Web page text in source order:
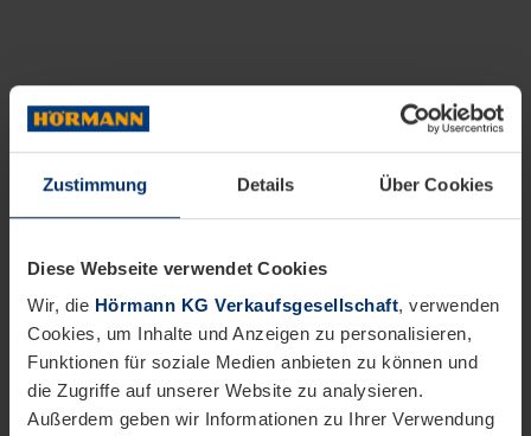
Zustimmung Details Über Cookies
Diese Webseite verwendet Cookies
Wir, die Hörmann KG Verkaufsgesellschaft, verwenden
Cookies, um Inhalte und Anzeigen zu personalisieren,
Funktionen für soziale Medien anbieten zu können und
die Zugriffe auf unserer Website zu analysieren.
Außerdem geben wir Informationen zu Ihrer Verwendung